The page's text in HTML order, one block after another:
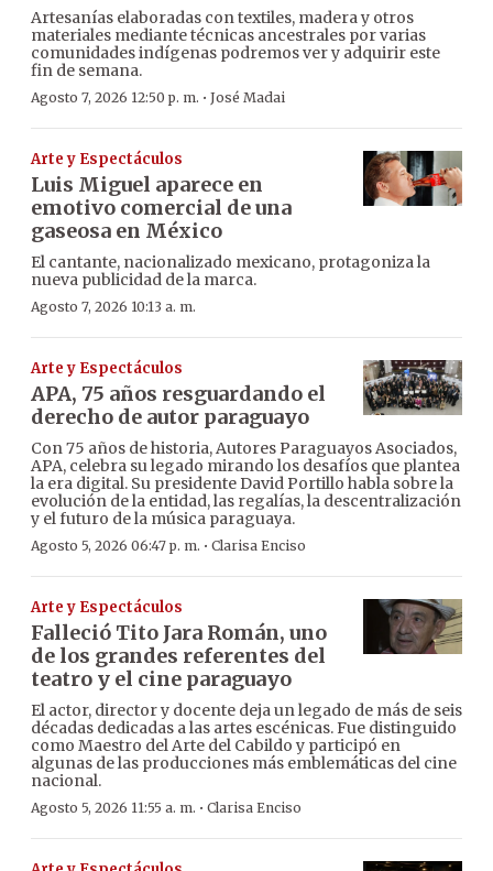
Artesanías elaboradas con textiles, madera y otros
materiales mediante técnicas ancestrales por varias
comunidades indígenas podremos ver y adquirir este
fin de semana.
Agosto 7, 2026 12:50 p. m. · José Madai
Arte y Espectáculos
Luis Miguel aparece en
emotivo comercial de una
gaseosa en México
El cantante, nacionalizado mexicano, protagoniza la
nueva publicidad de la marca.
Agosto 7, 2026 10:13 a. m.
Arte y Espectáculos
APA, 75 años resguardando el
derecho de autor paraguayo
Con 75 años de historia, Autores Paraguayos Asociados,
APA, celebra su legado mirando los desafíos que plantea
la era digital. Su presidente David Portillo habla sobre la
evolución de la entidad, las regalías, la descentralización
y el futuro de la música paraguaya.
Agosto 5, 2026 06:47 p. m. · Clarisa Enciso
Arte y Espectáculos
Falleció Tito Jara Román, uno
de los grandes referentes del
teatro y el cine paraguayo
El actor, director y docente deja un legado de más de seis
décadas dedicadas a las artes escénicas. Fue distinguido
como Maestro del Arte del Cabildo y participó en
algunas de las producciones más emblemáticas del cine
nacional.
Agosto 5, 2026 11:55 a. m. · Clarisa Enciso